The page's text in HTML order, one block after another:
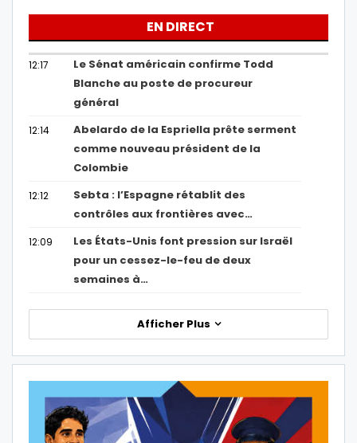
EN DIRECT
12:17
Le Sénat américain confirme Todd
Blanche au poste de procureur
général
12:14
Abelardo de la Espriella prête serment
comme nouveau président de la
Colombie
12:12
Sebta : l’Espagne rétablit des
contrôles aux frontières avec…
12:09
Les États-Unis font pression sur Israël
pour un cessez-le-feu de deux
semaines à…
Afficher Plus